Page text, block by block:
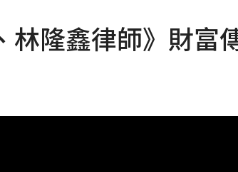
林隆鑫律師》財富